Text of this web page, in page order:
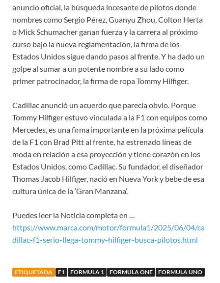
anuncio oficial, la búsqueda incesante de pilotos donde
nombres como Sergio Pérez, Guanyu Zhou, Colton Herta
o Mick Schumacher ganan fuerza y la carrera al próximo
curso bajo la nueva reglamentación, la firma de los
Estados Unidos sigue dando pasos al frente. Y ha dado un
golpe al sumar a un potente nombre a su lado como
primer patrocinador, la firma de ropa Tommy Hilfiger.
Cadillac anunció un acuerdo que parecía obvio. Porque
Tommy Hilfiger estuvo vinculada a la F1 con equipos como
Mercedes, es una firma importante en la próxima película
de la F1 con Brad Pitt al frente, ha estrenado líneas de
moda en relación a esa proyección y tiene corazón en los
Estados Unidos, como Cadillac. Su fundador, el diseñador
Thomas Jacob Hilfiger, nació en Nueva York y bebe de esa
cultura única de la ‘Gran Manzana’.
Puedes leer la Noticia completa en …
https://www.marca.com/motor/formula1/2025/06/04/ca
dillac-f1-serio-llega-tommy-hilfiger-busca-pilotos.html
ETIQUETADA F1 FORMULA 1 FORMULA ONE FORMULA UNO